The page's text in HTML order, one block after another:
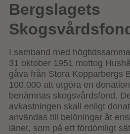
Bergslagets
I samband med
31 oktober 1951 mottog
gåva från Stora Kopparbergs
100.000 att utgöra en
benämnas skogsvårdsfond .
avkastningen skall enligt
användas till belöningar åt
länet, som på ett fördömligt